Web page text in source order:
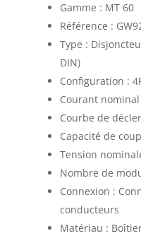
Gamme : MT 60
Référence :
Type :
DIN)
Configuration :
Courant nominal
Courbe de
Capacité de
Tension
Nombre de
Connexion :
conducteurs
Matériau :